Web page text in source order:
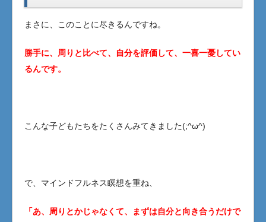
まさに、このことに尽きるんですね。
勝手に、周りと比べて、自分を評価して、一喜一憂してい
るんです。
こんな子どもたちをたくさんみてきました(;^ω^)
で、マインドフルネス瞑想を重ね、
「あ、周りとかじゃなくて、まずは自分と向き合うだけで